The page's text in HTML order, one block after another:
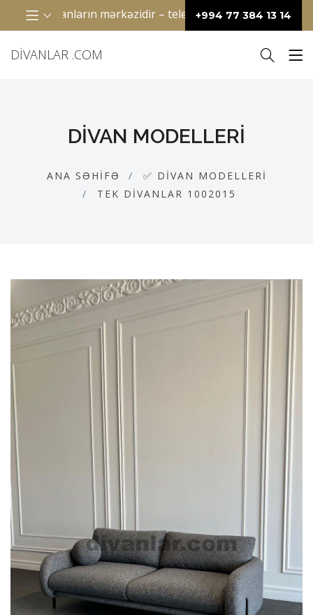
anların mərkəzidir – televizor qarşısında birlikdə
+994 77 384 13 14
DIVANLAR .COM
DIVAN MODELLERI
ANA SƏHIFƏ
✅ DIVAN MODELLERI
TEK DIVANLAR 1002015